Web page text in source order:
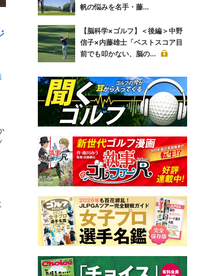
帆の悩みを名手・藤...
【脳科学×ゴルフ】＜後編＞中野
信子×内藤雄士「ベストスコア目
前でも叩かない、脳の...